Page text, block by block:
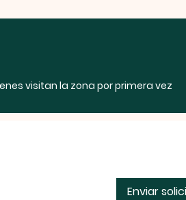
visitan la zona por primera vez
Enviar